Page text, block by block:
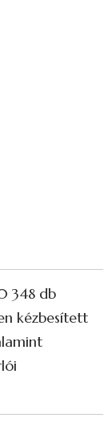
348 db
kézbesített